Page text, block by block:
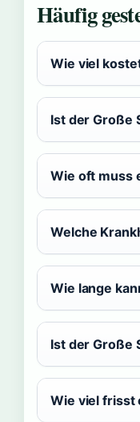
Häufig
Wie viel
Ist der Große
Wie oft muss
Welche
Wie lange
Ist der Große
Wie viel frisst